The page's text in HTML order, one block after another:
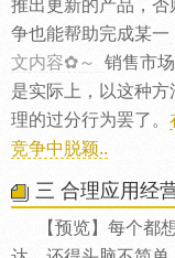
推出更新的产品，
争也能帮助完成某一
文内容✿～
销售市
是实际上，以这种
理的过分行为罢了。
竞争中脱颖..
三 合理应用经
【预览】每个都